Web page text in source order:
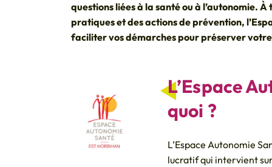
questions liées à la santé ou à l’autonomie.
pratiques et des actions de prévention,
faciliter vos démarches pour préserver
L’Espace
quoi ?
L’Espace Autonomie
lucratif qui intervient